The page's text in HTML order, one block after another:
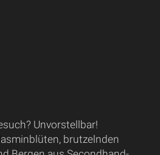
Unvorstellbar!
brutzelnden